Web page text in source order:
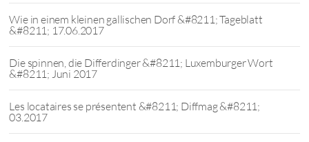
Wie in einem kleinen gallischen Dorf &#8211; Tageblatt
&#8211; 17.06.2017
Die spinnen, die Differdinger &#8211; Luxemburger Wort
&#8211; Juni 2017
Les locataires se présentent &#8211; Diffmag &#8211;
03.2017